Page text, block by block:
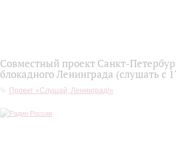
Совместный проект Санкт-
блокадного Ленинграда (слушать с
Проект «Слушай, Ленинград!»